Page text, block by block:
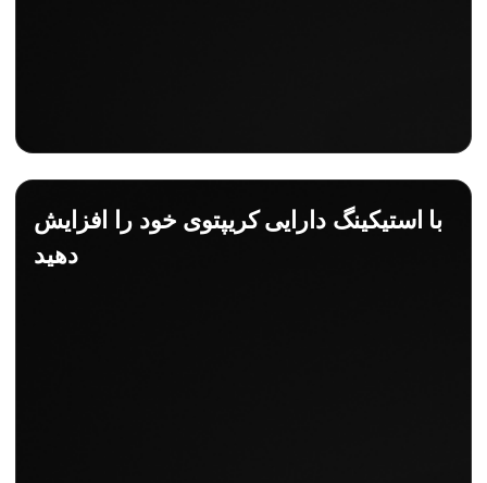
با استیکینگ دارایی کریپتوی خود را افزایش
دهید